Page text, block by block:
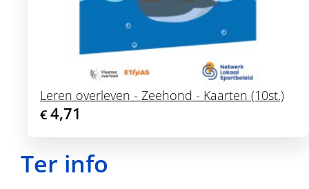
Leren overleven - Zeehond - Kaarten (10st.)
€ 4,71
Ter info